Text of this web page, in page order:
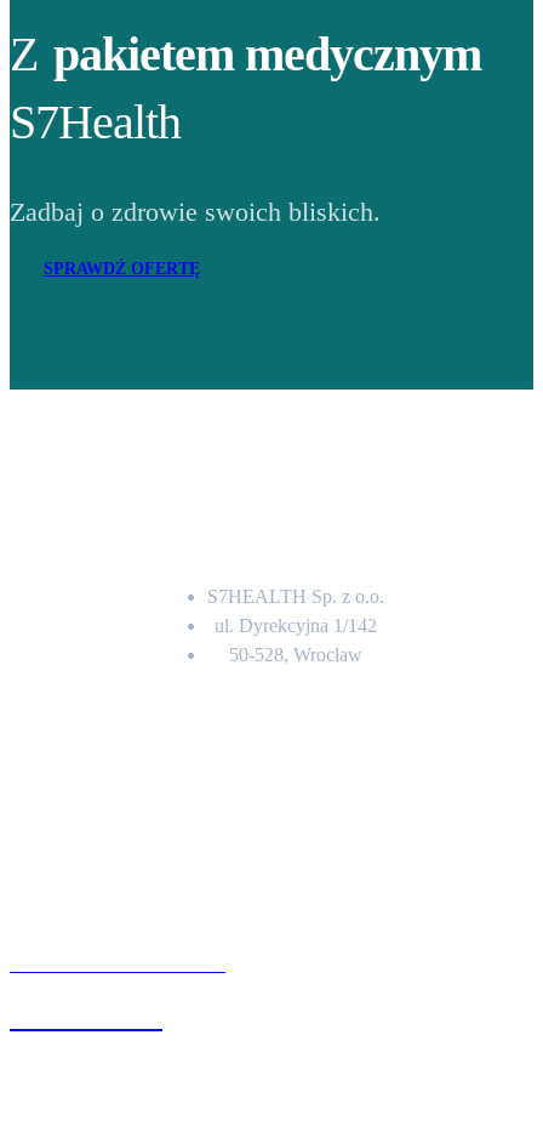
Z pakietem medycznym
S7Health
Zadbaj o zdrowie swoich bliskich.
SPRAWDŹ OFERTĘ
S7HEALTH Sp. z o.o.
ul. Dyrekcyjna 1/142
50-528, Wrocław